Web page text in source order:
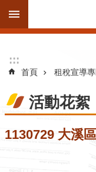
跳到主要內容區塊
階
搜
:::
:::
首頁 租稅宣導
活動花絮
1130729 大溪